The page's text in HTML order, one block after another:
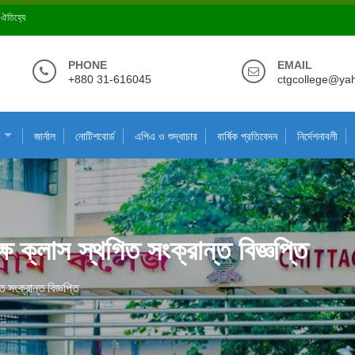
ঐতিহ্যে
PHONE
+880 31-616045
EMAIL
জার্নাল নোটিশবোর্ড এপিএ ও শুদ্ধাচার বার্ষিক প্রতিবেদন নির্দেশনাবলী
ক্লাস স্থগিত সংক্রান্ত বিজ্ঞপ্তি
সংক্রান্ত বিজ্ঞপ্তি